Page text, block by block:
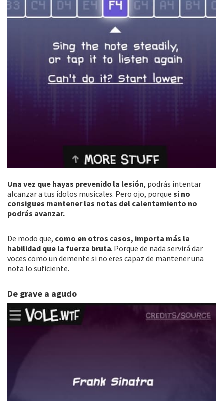
Una vez que hayas prevenido la lesión, podrás intentar
alcanzar a tus ídolos musicales. Pero ojo, porque si no
consigues mantener las notas del calentamiento no
podrás avanzar.
De modo que, como en otros casos, importa más la
habilidad que la fuerza bruta. Porque de nada servirá dar
voces como un demente si no eres capaz de mantener una
nota lo suficiente.
De grave a agudo